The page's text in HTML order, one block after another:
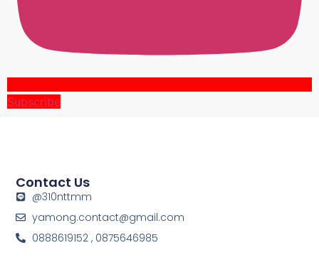
Subscribe
Contact Us
@310nttmm
yamong.contact@gmail.com
0888619152 , 0875646985